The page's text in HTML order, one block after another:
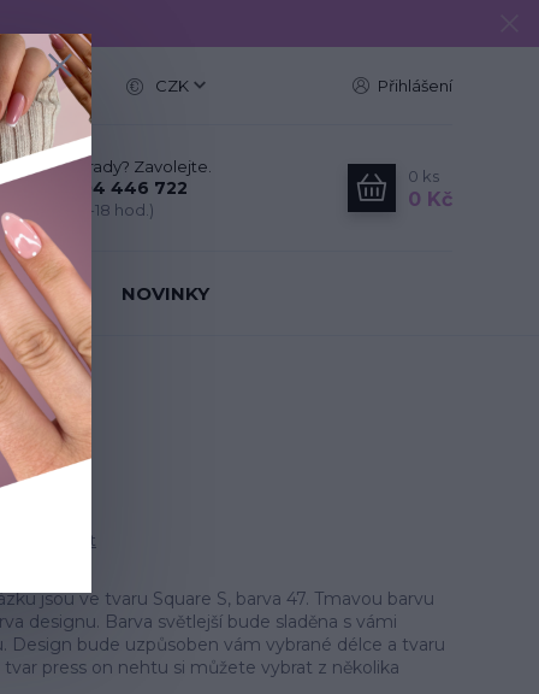
CZK Přihlášení
Nevíte si rady? Zavolejte.
+420 704 446 722
(Po-Pá, 8-18 hod.)
0 ks
0 Kč
NEHTY NOVINKY
produkt
jsou ve tvaru Square S, barva 47. Tmavou barvu
designu. Barva světlejší bude sladěna s vámi
Design bude uzpůsoben vám vybrané délce a tvaru
press on nehtu si můžete vybrat z několika